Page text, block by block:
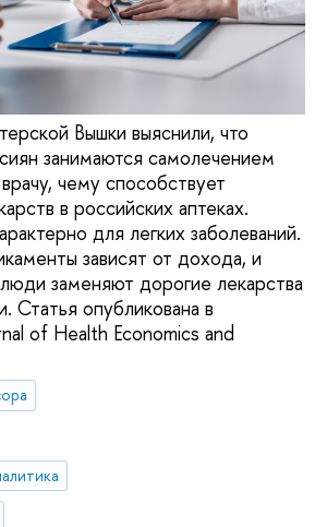
Вышки выяснили, что
занимаются самолечением
чему способствует
в российских аптеках.
для легких заболеваний.
зависят от дохода, и
заменяют дорогие лекарства
Статья опубликована в
of Health Economics and